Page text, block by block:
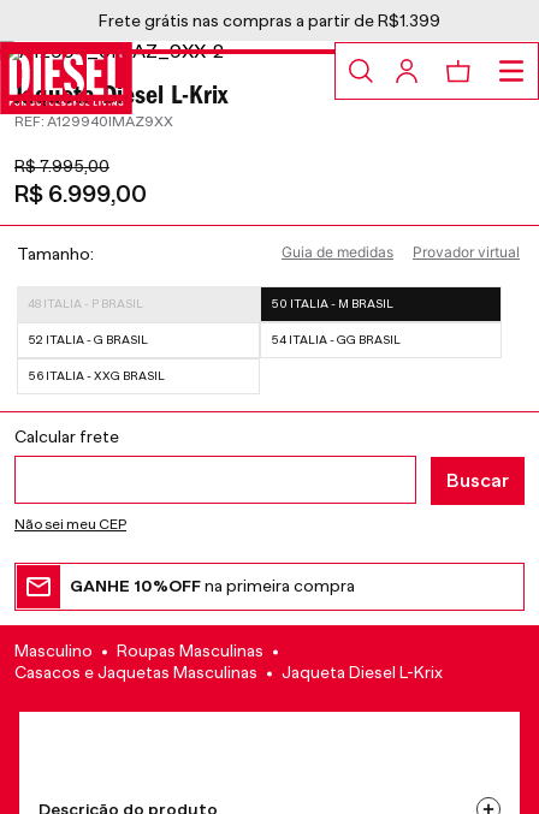
Frete grátis nas compras a partir de R$1.399
Jaqueta Diesel L-Krix
: A129940IMAZ9XX
R$7.995,00
R$ 6.999,00
Provador virtual
Guia de medidas
Tamanho
48 ITALIA - P BRASIL 50 ITALIA - M BRASIL
52 ITALIA - G BRASIL 54 ITALIA - GG BRASIL
56 ITALIA - XXG BRASIL
Não sei meu CEP
GANHE 10%OFFna primeira compra
Masculino
Roupas Masculinas
Casacos e Jaquetas Masculinas
Jaqueta Diesel L-Krix
Descrição do produto